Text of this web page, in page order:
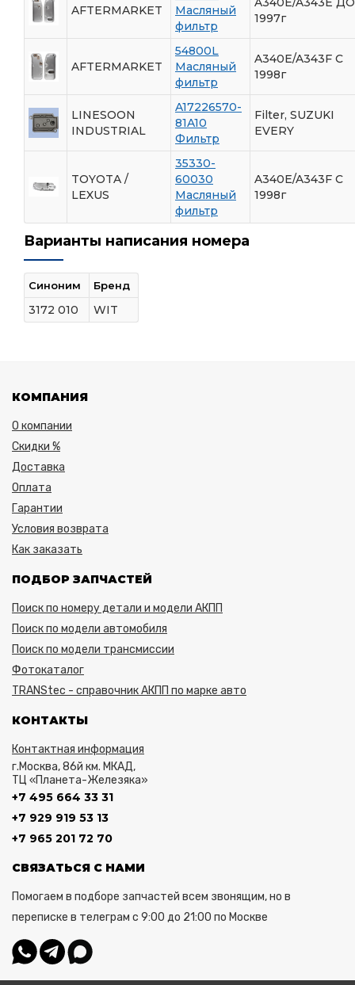
AFTERMARKET
Масляный
фильтр
1997г
AFTERMARKET
54800L
Масляный
фильтр
A340E/A343F С
1998г
LINESOON
INDUSTRIAL
A17226570-
81A10
Фильтр
Filter, SUZUKI
EVERY
TOYOTA /
LEXUS
35330-
60030
Масляный
фильтр
A340E/A343F С
1998г
Варианты написания номера
Синоним Бренд
3172 010 WIT
КОМПАНИЯ
О компании
Скидки %
Доставка
Оплата
Гарантии
Условия возврата
Как заказать
ПОДБОР ЗАПЧАСТЕЙ
Поиск по номеру детали и модели АКПП
Поиск по модели автомобиля
Поиск по модели трансмиссии
Фотокаталог
TRANStec - справочник АКПП по марке авто
КОНТАКТЫ
Контактная информация
г.Москва, 86й км. МКАД,
ТЦ «Планета-Железяка»
+7 495 664 33 31
+7 929 919 53 13
+7 965 201 72 70
СВЯЗАТЬСЯ С НАМИ
Помогаем в подборе запчастей всем звонящим, но в
переписке в телеграм с 9:00 до 21:00 по Москве